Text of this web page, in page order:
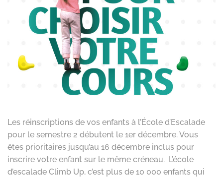
Les réinscriptions de vos enfants à l’École d’Escalade
pour le semestre 2 débutent le 1er décembre. Vous
êtes prioritaires jusqu’au 16 décembre inclus pour
inscrire votre enfant sur le même créneau. L’école
d’escalade Climb Up, c’est plus de 10 000 enfants qui